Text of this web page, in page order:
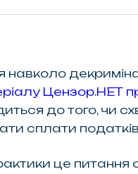
навколо
Цензор.НЕТ
до того, чи
сплати
це питання